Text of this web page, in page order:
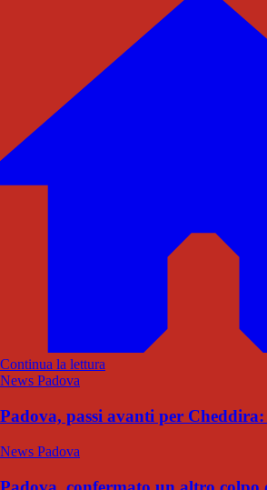
Continua la lettura
News Padova
Padova, passi avanti per
News Padova